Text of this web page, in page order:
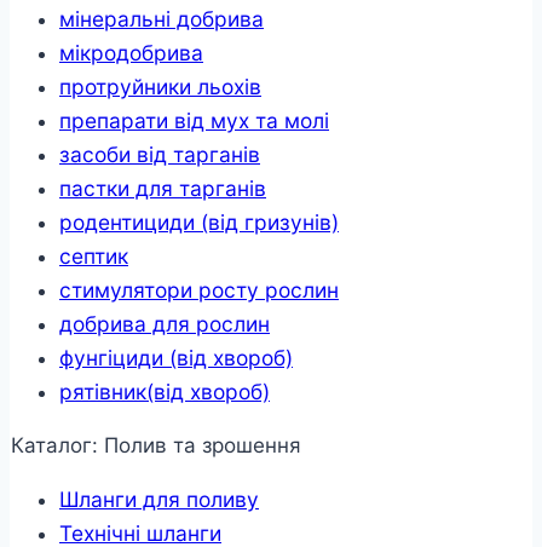
мінеральні добрива
мікродобрива
протруйники льохів
препарати від мух та молі
засоби від тарганів
пастки для тарганів
родентициди (від гризунів)
септик
стимулятори росту рослин
добрива для рослин
фунгіциди (від хвороб)
рятівник(від хвороб)
Каталог: Полив та зрошення
Шланги для поливу
Технічні шланги